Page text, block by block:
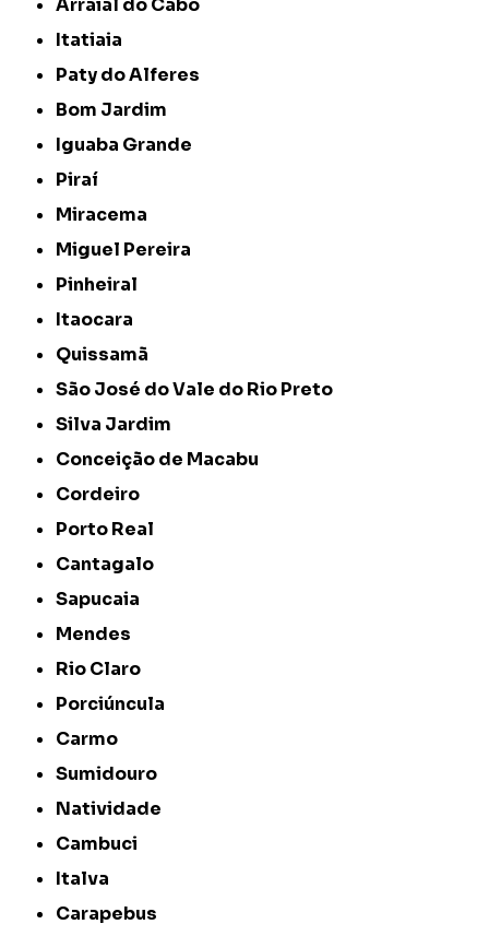
Arraial do Cabo
Itatiaia
Paty do Alferes
Bom Jardim
Iguaba Grande
Piraí
Miracema
Miguel Pereira
Pinheiral
Itaocara
Quissamã
São José do Vale do Rio Preto
Silva Jardim
Conceição de Macabu
Cordeiro
Porto Real
Cantagalo
Sapucaia
Mendes
Rio Claro
Porciúncula
Carmo
Sumidouro
Natividade
Cambuci
Italva
Carapebus